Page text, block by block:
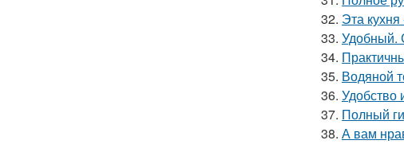
32. Эта
33. Удобный.
34.
35. Водяной
36. Удобство
37. Полный
38. А вам